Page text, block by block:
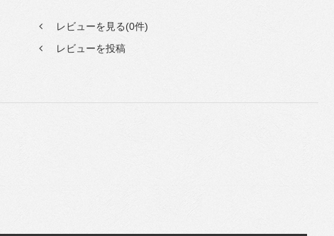
レビューを見る(0件)
レビューを投稿